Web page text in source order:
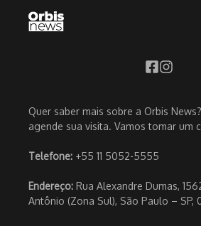
Quer saber mais sobre a Orbis
agende sua visita. Vamos tomar um
Telefone: +55 11 5052-5555
Endereço: Rua Alexandre Dumas,
Antônio (Zona Sul), São Paulo – SP,